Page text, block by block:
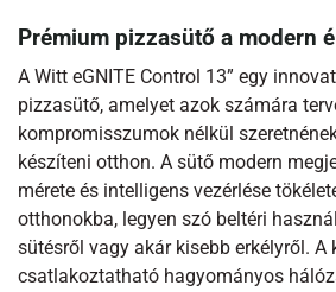
Prémium pizzasütő a modern
A Witt eGNITE Control 13” egy
pizzasütő, amelyet azok számára
kompromisszumok nélkül
készíteni otthon. A sütő modern
mérete és intelligens vezérlése
otthonokba, legyen szó beltéri
sütésről vagy akár kisebb erkélyről. A
csatlakoztatható hagyományos